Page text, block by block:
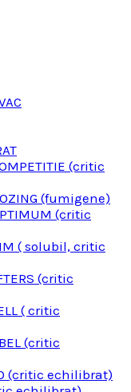
(critic
(fumigene)
(critic
( solubil, critic
(critic
( critic
(critic
(critic echilibrat)